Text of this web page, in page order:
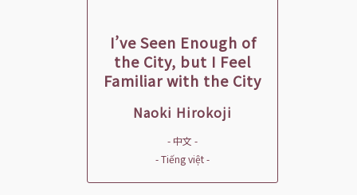
I’ve Seen Enough of
the City, but I Feel
Familiar with the City
Naoki Hirokoji
- 中文 -
- Tiếng việt -